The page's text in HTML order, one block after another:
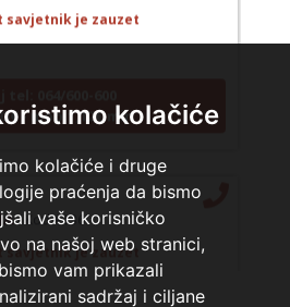
kolačiće
kolačiće i druge
praćenja da bismo
vaše korisničko
na našoj web stranici,
vam prikazali
sadržaj i ciljane
savjetnik je zauzet
- mob:1,12€ min
/ Kod #136
savjetnik je zauzet
anđeoske poruke